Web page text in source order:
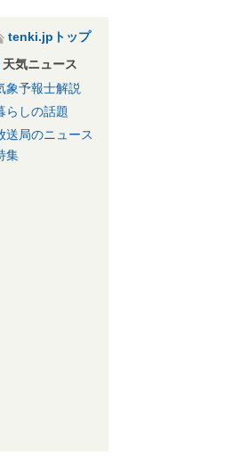
tenki.jpトップ
天気ニュース
象予報士解説
らしの話題
送局のニュース
集